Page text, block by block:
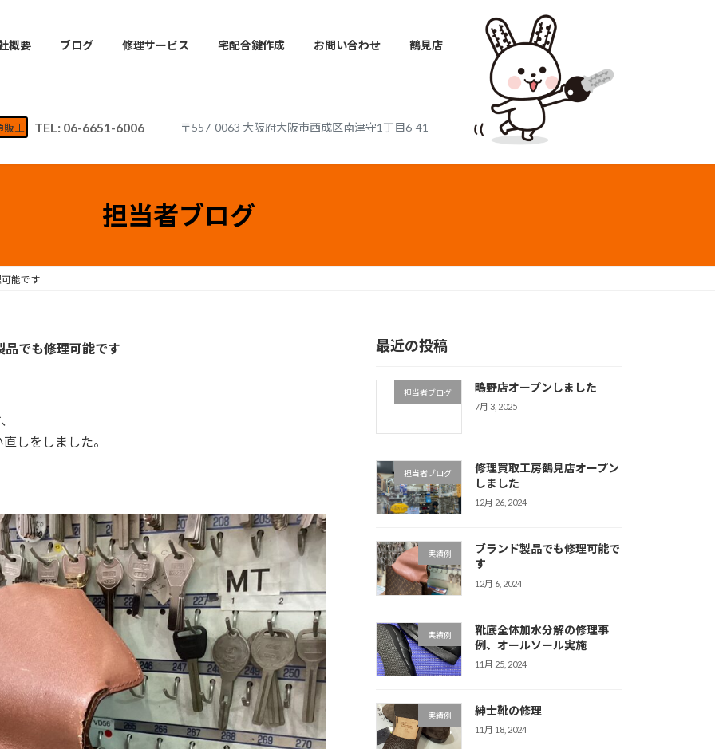
概要 ブログ 修理サービス 宅配合鍵作成 お問い合わせ 鶴見店
販王 TEL: 06-6651-6006 〒557-0063 大阪府大阪市西成区南津守1丁目6-41
担当者ブログ
能です
品でも修理可能です
しをしました。
最近の投稿
担当者ブログ 鴫野店オープンしました
7月 3, 2025
担当者ブログ
修理買取工房鶴見店オープン
しました
12月 26, 2024
実績例
ブランド製品でも修理可能で
す
12月 6, 2024
実績例
靴底全体加水分解の修理事
例、オールソール実施
11月 25, 2024
実績例 紳士靴の修理
11月 18, 2024